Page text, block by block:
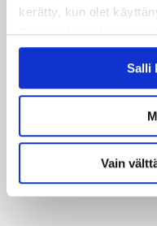
kerätty, kun olet
tahansa kumota tai
käytöstäEvästeet-
Salli
Vain
Liiga-kauden 2026-
27.05.2026
Reece Newkirk
18.05.2026
Jaatinen ja Liljamo
yhteistyö jatkuu